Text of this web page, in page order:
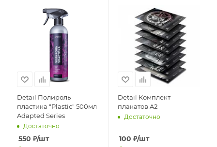
Detail Полироль
пластика "Plastic" 500мл
Adapted Series
Достаточно
550 ₽/шт
Detail Комплект
плакатов A2
Достаточно
100 ₽/шт